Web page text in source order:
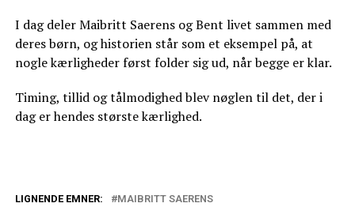
I dag deler Maibritt Saerens og Bent livet sammen med
deres børn, og historien står som et eksempel på, at
nogle kærligheder først folder sig ud, når begge er klar.
Timing, tillid og tålmodighed blev nøglen til det, der i
dag er hendes største kærlighed.
LIGNENDE EMNER: MAIBRITT SAERENS